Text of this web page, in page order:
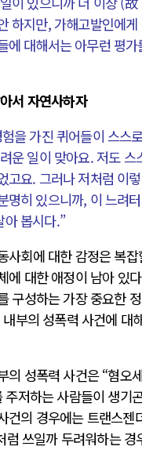
하지만, 가해고발인에
에 대해서는 아무런 평
서 자연사하자
을 가진 퀴어들이 스스
운 일이 맞아요. 저도 스
고요. 그러나 저처럼 이
명히 있으니까, 이 느려
봅시다.”
사회에 대한 감정은 복
에 대한 애정이 남아 있
구성하는 가장 중요한
부의 성폭력 사건에 대
의 성폭력 사건은 “혐오
주저하는 사람들이 생기
건의 경우에는 트랜스젠
럼 쓰일까 두려워하는